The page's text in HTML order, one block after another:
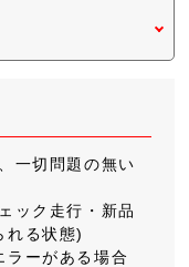
一切問題の無い
ック走行・新品
れる状態)
ラーがある場合